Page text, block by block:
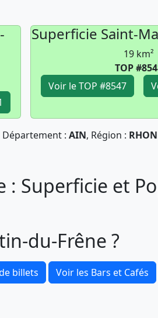
Superficie Saint-
19 km²
TOP
Voir le TOP #8547
Département : AIN, Région :
: Superficie et
du-Frêne ?
billets Voir les Bars et Cafés